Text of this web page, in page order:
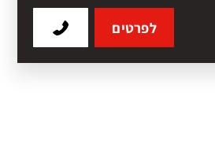
לפרטים